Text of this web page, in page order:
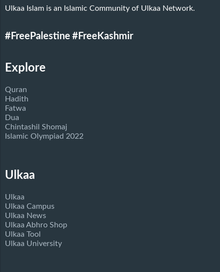
Ulkaa Islam is an Islamic Community of Ulkaa Network.
#FreePalestine #FreeKashmir
Explore
Quran
Hadith
Fatwa
Dua
Chintashil Shomaj
Islamic Olympiad 2022
Ulkaa
Ulkaa
Ulkaa Campus
Ulkaa News
Ulkaa Abhro Shop
Ulkaa Tool
Ulkaa University